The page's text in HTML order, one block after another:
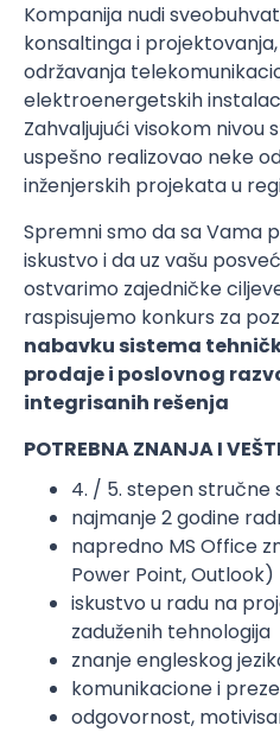
Kompanija nudi
konsaltinga i
održavanja
elektroenergetskih
Zahvaljujući visokom nivou
uspešno realizovao neke
inženjerskih projekata u
Spremni smo da sa Vama
iskustvo i da uz vašu
ostvarimo zajedničke
raspisujemo konkurs za
nabavku sistema
prodaje i poslovnog
integrisanih rešenja
POTREBNA ZNANJA I
4. / 5. stepen stručne
najmanje 2 godine
napredno MS Office
Power Point, Outlook)
iskustvo u radu na
zaduženih tehnologija
znanje engleskog
komunikacione i
odgovornost,